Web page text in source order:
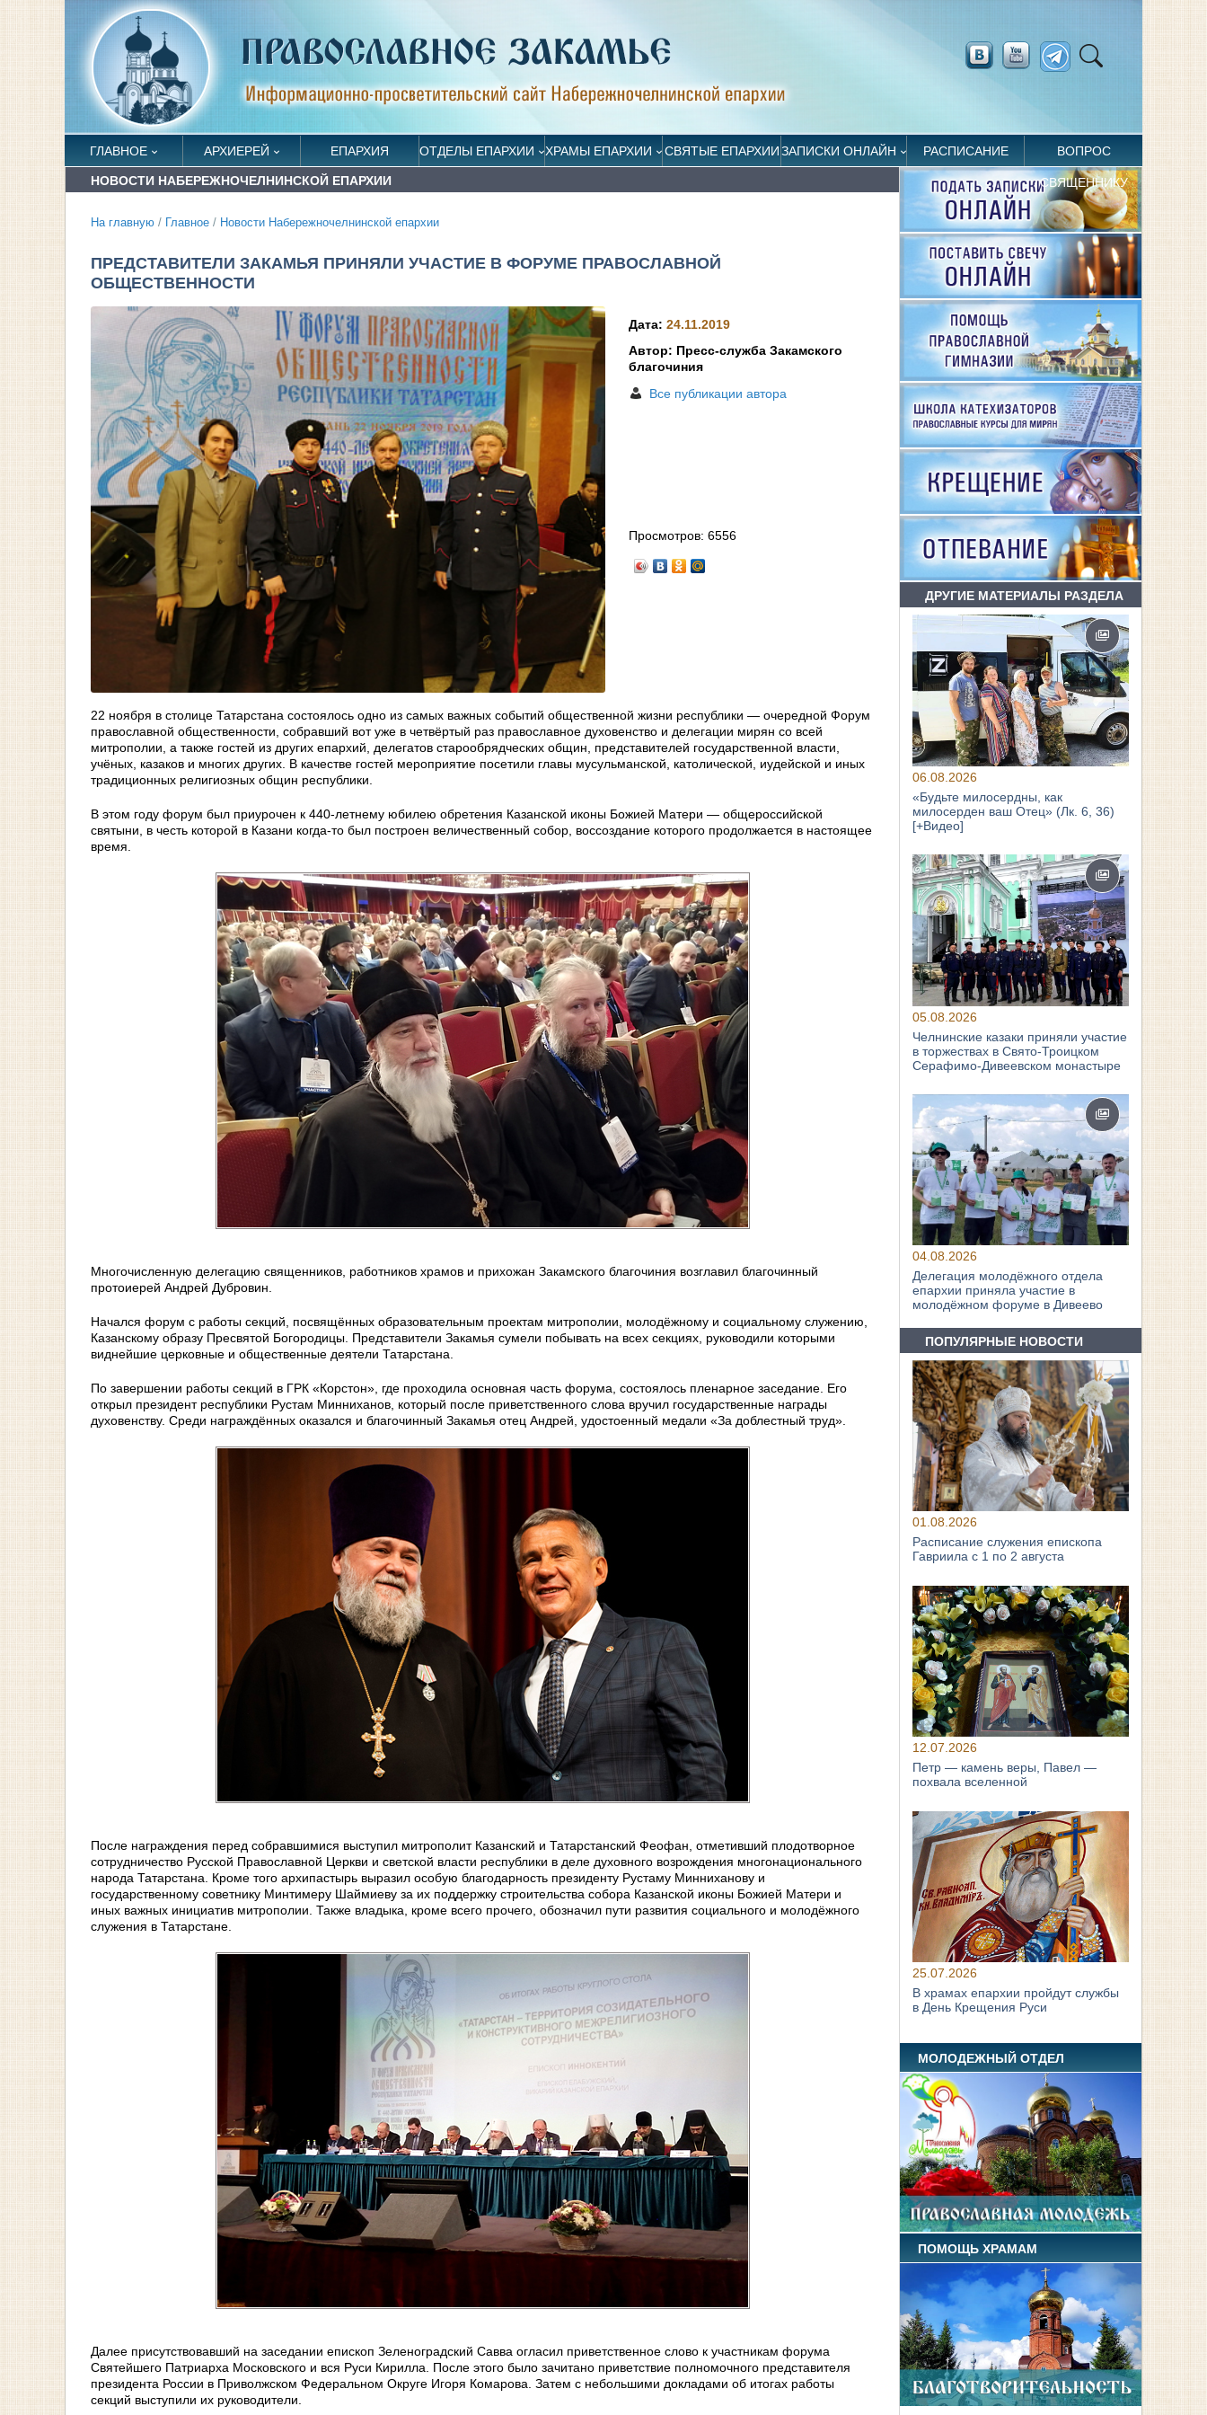
ГЛАВНОЕ АРХИЕРЕЙ ЕПАРХИЯ ОТДЕЛЫ ЕПАРХИИ ХРАМЫ ЕПАРХИИ СВЯТЫЕ ЕПАРХИИЗАПИСКИ ОНЛАЙН РАСПИСАНИЕ ВОПРОС
СВЯЩЕННИКУ
НОВОСТИ НАБЕРЕЖНОЧЕЛНИНСКОЙ ЕПАРХИИ
На главную / Главное / Новости Набережночелнинской епархии
ПРЕДСТАВИТЕЛИ ЗАКАМЬЯ ПРИНЯЛИ УЧАСТИЕ В ФОРУМЕ ПРАВОСЛАВНОЙ
ОБЩЕСТВЕННОСТИ
Дата:24.11.2019
Автор: Пресс-служба Закамского
благочиния
Все публикации автора
Просмотров:6556
22 ноября в столице Татарстана состоялось одно из самых важных событий общественной жизни республики — очередной Форум
православной общественности, собравший вот уже в четвёртый раз православное духовенство и делегации мирян со всей
митрополии, а также гостей из других епархий, делегатов старообрядческих общин, представителей государственной власти,
учёных, казаков и многих других. В качестве гостей мероприятие посетили главы мусульманской, католической, иудейской и иных
традиционных религиозных общин республики.
В этом году форум был приурочен к 440-летнему юбилею обретения Казанской иконы Божией Матери — общероссийской
святыни, в чеcть которой в Казани когда-то был построен величественный собор, воссоздание которого продолжается в настоящее
время.
Многочисленную делегацию священников, работников храмов и прихожан Закамского благочиния возглавил благочинный
протоиерей Андрей Дубровин.
Начался форум с работы секций, посвящённых образовательным проектам митрополии, молодёжному и социальному служению,
Казанскому образу Пресвятой Богородицы. Представители Закамья сумели побывать на всех секциях, руководили которыми
виднейшие церковные и общественные деятели Татарстана.
По завершении работы секций в ГРК «Корстон», где проходила основная часть форума, состоялось пленарное заседание. Его
открыл президент республики Рустам Минниханов, который после приветственного слова вручил государственные награды
духовенству. Среди награждённых оказался и благочинный Закамья отец Андрей, удостоенный медали «За доблестный труд».
После награждения перед собравшимися выступил митрополит Казанский и Татарстанский Феофан, отметивший плодотворное
сотрудничество Русской Православной Церкви и светской власти республики в деле духовного возрождения многонационального
народа Татарстана. Кроме того архипастырь выразил особую благодарность президенту Рустаму Минниханову и
государственному советнику Минтимеру Шаймиеву за их поддержку строительства собора Казанской иконы Божией Матери и
иных важных инициатив митрополии. Также владыка, кроме всего прочего, обозначил пути развития социального и молодёжного
служения в Татарстане.
Далее присутствовавший на заседании епископ Зеленоградский Савва огласил приветственное слово к участникам форума
Святейшего Патриарха Московского и вся Руси Кирилла. После этого было зачитано приветствие полномочного представителя
президента России в Приволжском Федеральном Округе Игоря Комарова. Затем с небольшими докладами об итогах работы
секций выступили их руководители.
ДРУГИЕ МАТЕРИАЛЫ РАЗДЕЛА
06.08.2026
«Будьте милосердны, как
милосерден ваш Отец» (Лк. 6, 36)
[+Видео]
05.08.2026
Челнинские казаки приняли участие
в торжествах в Свято‑Троицком
Серафимо‑Дивеевском монастыре
04.08.2026
Делегация молодёжного отдела
епархии приняла участие в
молодёжном форуме в Дивеево
ПОПУЛЯРНЫЕ НОВОСТИ
01.08.2026
Расписание служения епископа
Гавриила с 1 по 2 августа
12.07.2026
Петр — камень веры, Павел —
похвала вселенной
25.07.2026
В храмах епархии пройдут службы
в День Крещения Руси
МОЛОДЕЖНЫЙ ОТДЕЛ
ПОМОЩЬ ХРАМАМ